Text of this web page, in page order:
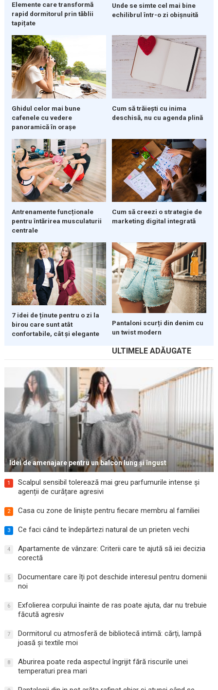
Elemente care transformă
rapid dormitorul prin tăblii
tapițate
Unde se simte cel mai bine
echilibrul într-o zi obișnuită
Ghidul celor mai bune
cafenele cu vedere
panoramică în orașe
Cum să trăiești cu inima
deschisă, nu cu agenda plină
Antrenamente funcționale
pentru întărirea musculaturii
centrale
Cum să creezi o strategie de
marketing digital integrată
7 idei de ținute pentru o zi la
birou care sunt atât
confortabile, cât și elegante
Pantaloni scurți din denim cu
un twist modern
ULTIMELE ADĂUGATE
Idei de amenajare pentru un balcon lung și îngust
1
Scalpul sensibil tolerează mai greu parfumurile intense și
agenții de curățare agresivi
2 Casa cu zone de liniște pentru fiecare membru al familiei
3 Ce faci când te îndepărtezi natural de un prieten vechi
4
Apartamente de vânzare: Criterii care te ajută să iei decizia
corectă
5
Documentare care îți pot deschide interesul pentru domenii
noi
6
Exfolierea corpului înainte de ras poate ajuta, dar nu trebuie
făcută agresiv
7
Dormitorul cu atmosferă de bibliotecă intimă: cărți, lampă
joasă și textile moi
8
Aburirea poate reda aspectul îngrijit fără riscurile unei
temperaturi prea mari